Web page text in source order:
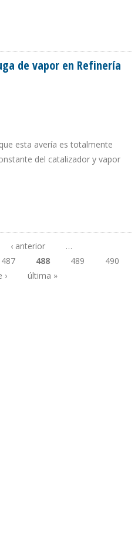
de vapor en Refinería
esta avería es totalmente
del catalizador y vapor
‹ anterior
…
487 488 489
490
›
última »